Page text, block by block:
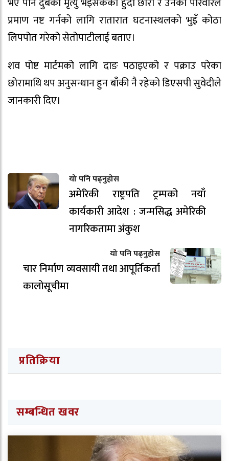
प्रमाण नष्ट गर्नको लागि रातारात घटनास्थलको भुइँ कोठा
लिपपोत गरेको सेतोपाटीलाई बताए।
शव पोष्ट मार्टमको लागि दाङ पठाइएको र पक्राउ परेका
छोरामाथि थप अनुसन्धान हुन बाँकी नै रहेको डिएसपी सुवेदीले
जानकारी दिए।
यो पनि पढ्नुहोस
अमेरिकी राष्ट्रपति ट्रम्पको नयाँ
कार्यकारी आदेश : जन्मसिद्ध अमेरिकी
नागरिकतामा अंकुश
यो पनि पढ्नुहोस
चार निर्माण व्यवसायी तथा आपूर्तिकर्ता
कालोसूचीमा
प्रतिक्रिया
सम्बन्धित खवर